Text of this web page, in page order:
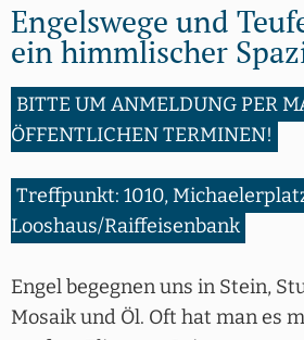
Engelswege und
ein himmlischer
BITTE UM ANMELDUNG PER
ÖFFENTLICHEN TERMINEN!
Treffpunkt: 1010,
Looshaus/Raiffeisenbank
Engel begegnen uns in Stein,
Mosaik und Öl. Oft hat man es